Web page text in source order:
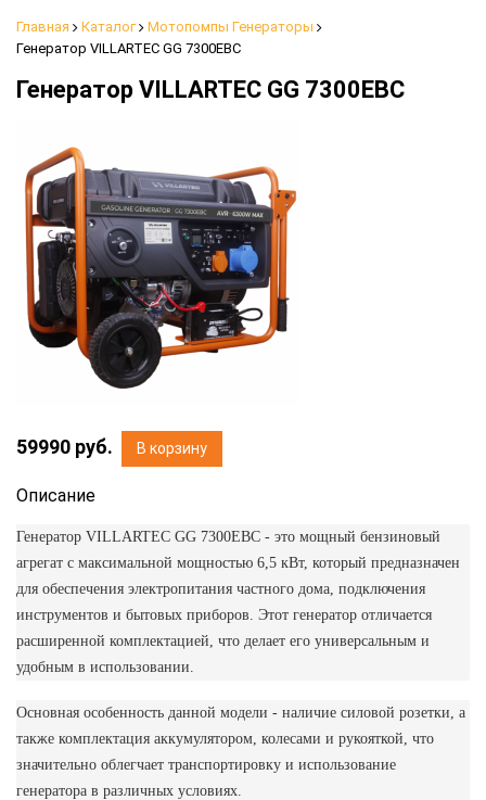
Главная Каталог
Мотопомпы Генераторы
Генератор VILLARTEC GG 7300ЕВС
Генератор VILLARTEC GG 7300ЕВС
59990 руб. В корзину
Описание
Генератор VILLARTEC GG 7300ЕВС - это мощный бензиновый
агрегат с максимальной мощностью 6,5 кВт, который предназначен
для обеспечения электропитания частного дома, подключения
инструментов и бытовых приборов. Этот генератор отличается
расширенной комплектацией, что делает его универсальным и
удобным в использовании.
Основная особенность данной модели - наличие силовой розетки, а
также комплектация аккумулятором, колесами и рукояткой, что
значительно облегчает транспортировку и использование
генератора в различных условиях.